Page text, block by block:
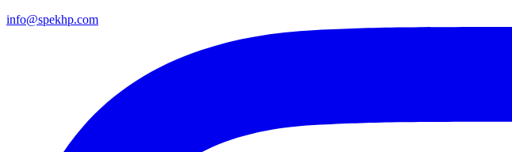
info@spekhp.com